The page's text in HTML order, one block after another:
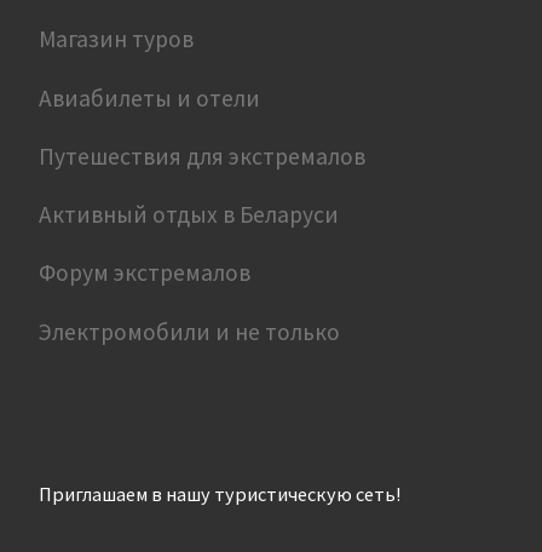
Магазин туров
Авиабилеты и отели
Путешествия для экстремалов
Активный отдых в Беларуси
Форум экстремалов
Электромобили и не только
Приглашаем в нашу туристическую сеть!